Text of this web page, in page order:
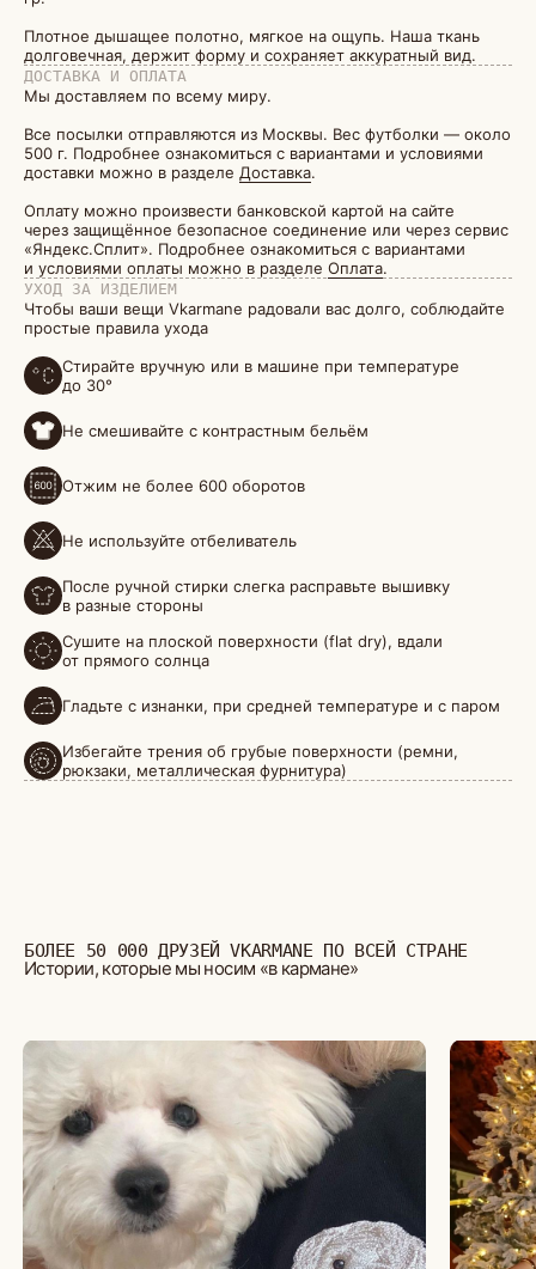
Плотное дышащее полотно, мягкое на ощупь. Наша ткань
долговечная, держит форму и сохраняет аккуратный вид.
ДОСТАВКА И ОПЛАТА
Мы доставляем по всему миру.
Все посылки отправляются из Москвы. Вес футболки — около
500 г. Подробнее ознакомиться с вариантами и условиями
доставки можно в разделе Доставка.
Оплату можно произвести банковской картой на сайте
через защищённое безопасное соединение или через сервис
«Яндекс.Сплит». Подробнее ознакомиться с вариантами
и условиями оплаты можно в разделе Оплата.
УХОД ЗА ИЗДЕЛИЕМ
Чтобы ваши вещи Vkarmane радовали вас долго, соблюдайте
простые правила ухода
Стирайте вручную или в машине при температуре
до 30°
Не смешивайте с контрастным бельём
Отжим не более 600 оборотов
Не используйте отбеливатель
После ручной стирки слегка расправьте вышивку
в разные стороны
Сушите на плоской поверхности (flat dry), вдали
от прямого солнца
Гладьте с изнанки, при средней температуре и с паром
Избегайте трения об грубые поверхности (ремни,
рюкзаки, металлическая фурнитура)
БОЛЕЕ 50 000 ДРУЗЕЙ VKARMANE ПО ВСЕЙ СТРАНЕ
Истории, которые мы носим «в кармане»
БОЛЬШЕ ОТЗЫВОВ